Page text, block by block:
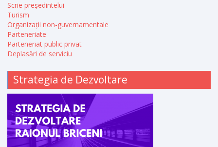
Scrie președintelui
Turism
Organizații non-guvernamentale
Parteneriate
Parteneriat public privat
Deplasări de serviciu
Strategia de Dezvoltare